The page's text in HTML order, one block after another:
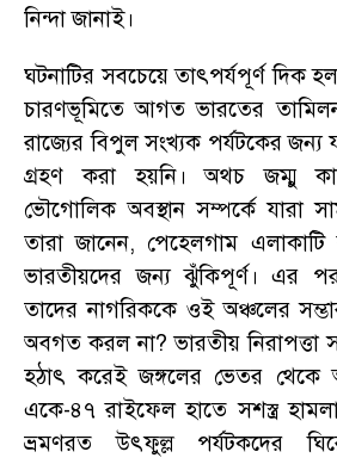
নিন্দা জানাই।
ঘটনাটির সবচেয়ে তাৎপর্যপূর্ণ দিক হল
চারণভূমিতে আগত ভারতের
রাজ্যের বিপুল সংখ্যক পর্যটকের জন্য
গ্রহণ করা হয়নি।
অথচ জম্মু
ভৌগোলিক অবস্থান সম্পর্কে যারা
তারা জানেন, পেহেলগাম
ভারতীয়দের জন্য ঝুঁকিপূর্ণ। এর
তাদের নাগরিককে ওই অঞ্চলের
অবগত করল না?ভারতীয় নিরাপত্তা
হঠাৎ করেই জঙ্গলের ভেতর
একে-৪৭ রাইফেল হাতে সশস্ত্র
ভ্রমণরত উৎফুল্ল পর্যটকদের